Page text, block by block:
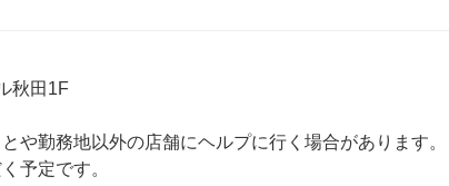
秋田1F
や勤務地以外の店舗にヘルプに行く場合があります。
予定です。